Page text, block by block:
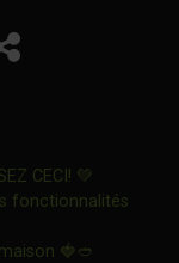
dans
s'ouvrira
lien
Partager
CECI! 💚
fonctionnalités
dans une nouvelle
🍓🥙